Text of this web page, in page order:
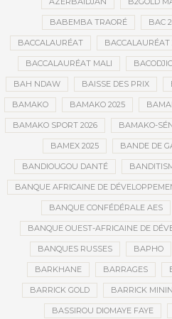
BABEMBA TRAORÉ BAC
BACCALAURÉAT BACCALAURÉAT
BACCALAURÉAT MALI
BAH NDAW BAISSE DES PRIX
BAMAKO BAMAKO 2025
BAMAKO SPORT 2026 BAMAKO-
BAMEX 2025 BANDE DE
BANDIOUGOU DANTÉ
BANQUE AFRICAINE DE
BANQUE CONFÉDÉRALE AES
BANQUE OUEST-AFRICAINE DE
BANQUES RUSSES BAPHO
BARKHANE BARRAGES
BARRICK GOLD BARRICK
BASSIROU DIOMAYE FAYE